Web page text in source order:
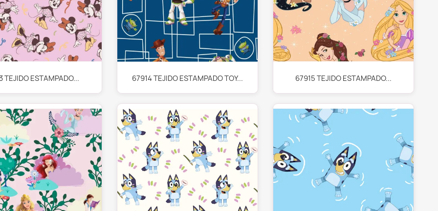
Vista rápida
TEJIDO ESTAMPADO... Vista rápida
67914 TEJIDO ESTAMPADO TOY... Vista rápida
67915 TEJIDO ESTAMPADO...